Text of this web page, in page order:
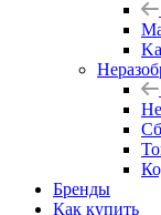
Бренды
Как купить